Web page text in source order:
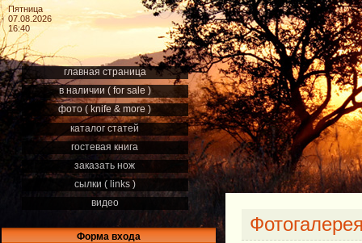
Пятница
07.08.2026
16:40
главная страница
в наличии ( for sale )
фото ( knife & more )
каталог статей
гостевая книга
заказать нож
сылки ( links )
видео
Форма входа